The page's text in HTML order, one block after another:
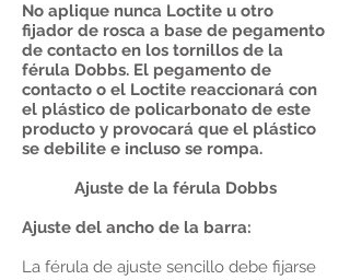
No aplique nunca Loctite u otro
fijador de rosca a base de pegamento
de contacto en los tornillos de la
férula Dobbs. El pegamento de
contacto o el Loctite reaccionará con
el plástico de policarbonato de este
producto y provocará que el plástico
se debilite e incluso se rompa.
Ajuste de la férula Dobbs
Ajuste del ancho de la barra:
La férula de ajuste sencillo debe fijarse